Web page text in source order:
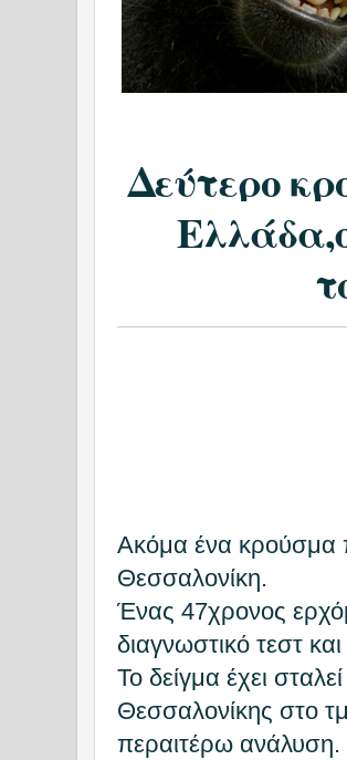
Δεύτερο
Ακόμα ένα κρούσμα
Θεσσαλονίκη.
Ένας 47χρονος
διαγνωστικό τεστ
Το δείγμα έχει
Θεσσαλονίκης στο
περαιτέρω ανάλυση.